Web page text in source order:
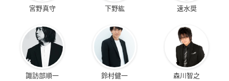
宮野真守 下野紘 速水奨
諏訪部順一 鈴村健一 森川智之